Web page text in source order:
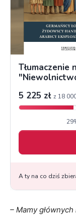
– Mamy